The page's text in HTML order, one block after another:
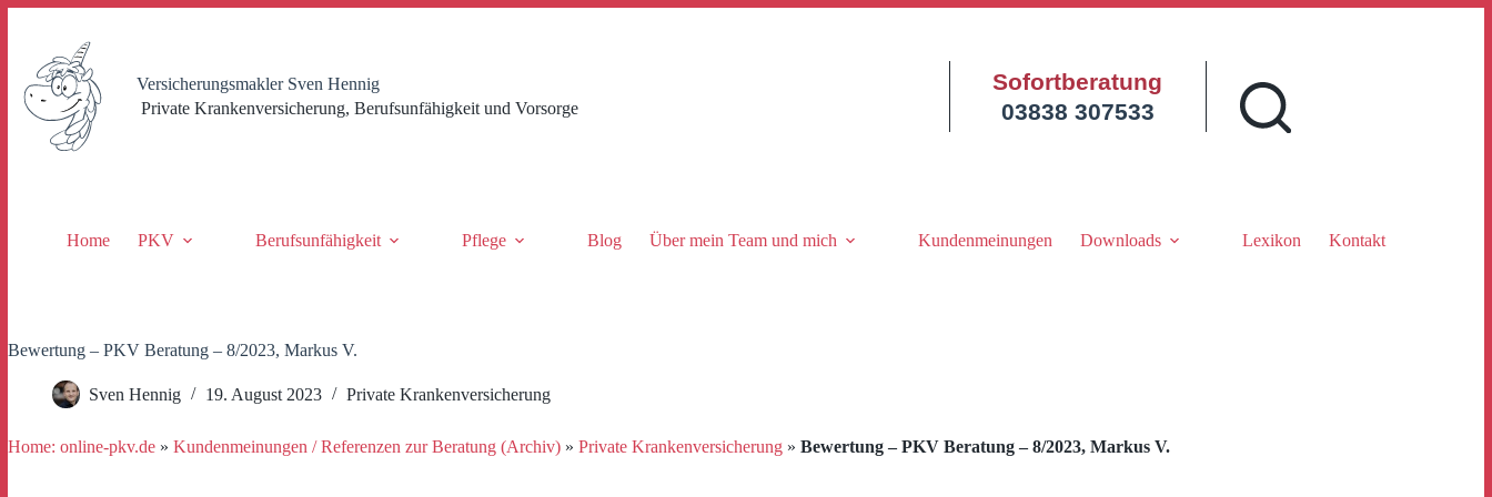
springen
Versicherungsmakler Sven Hennig
Private Krankenversicherung, Berufsunfähigkeit und Vorsorge
Sofortberatung
03838 307533
Home PKV Berufsunfähigkeit Pflege Blog Über mein Team und mich Kundenmeinungen Downloads Lexikon Kontakt
Bewertung – PKV Beratung – 8/2023, Markus V.
Sven Hennig 19. August 2023 Private Krankenversicherung
Home: online-pkv.de » Kundenmeinungen / Referenzen zur Beratung (Archiv) » Private Krankenversicherung » Bewertung – PKV Beratung – 8/2023, Markus V.